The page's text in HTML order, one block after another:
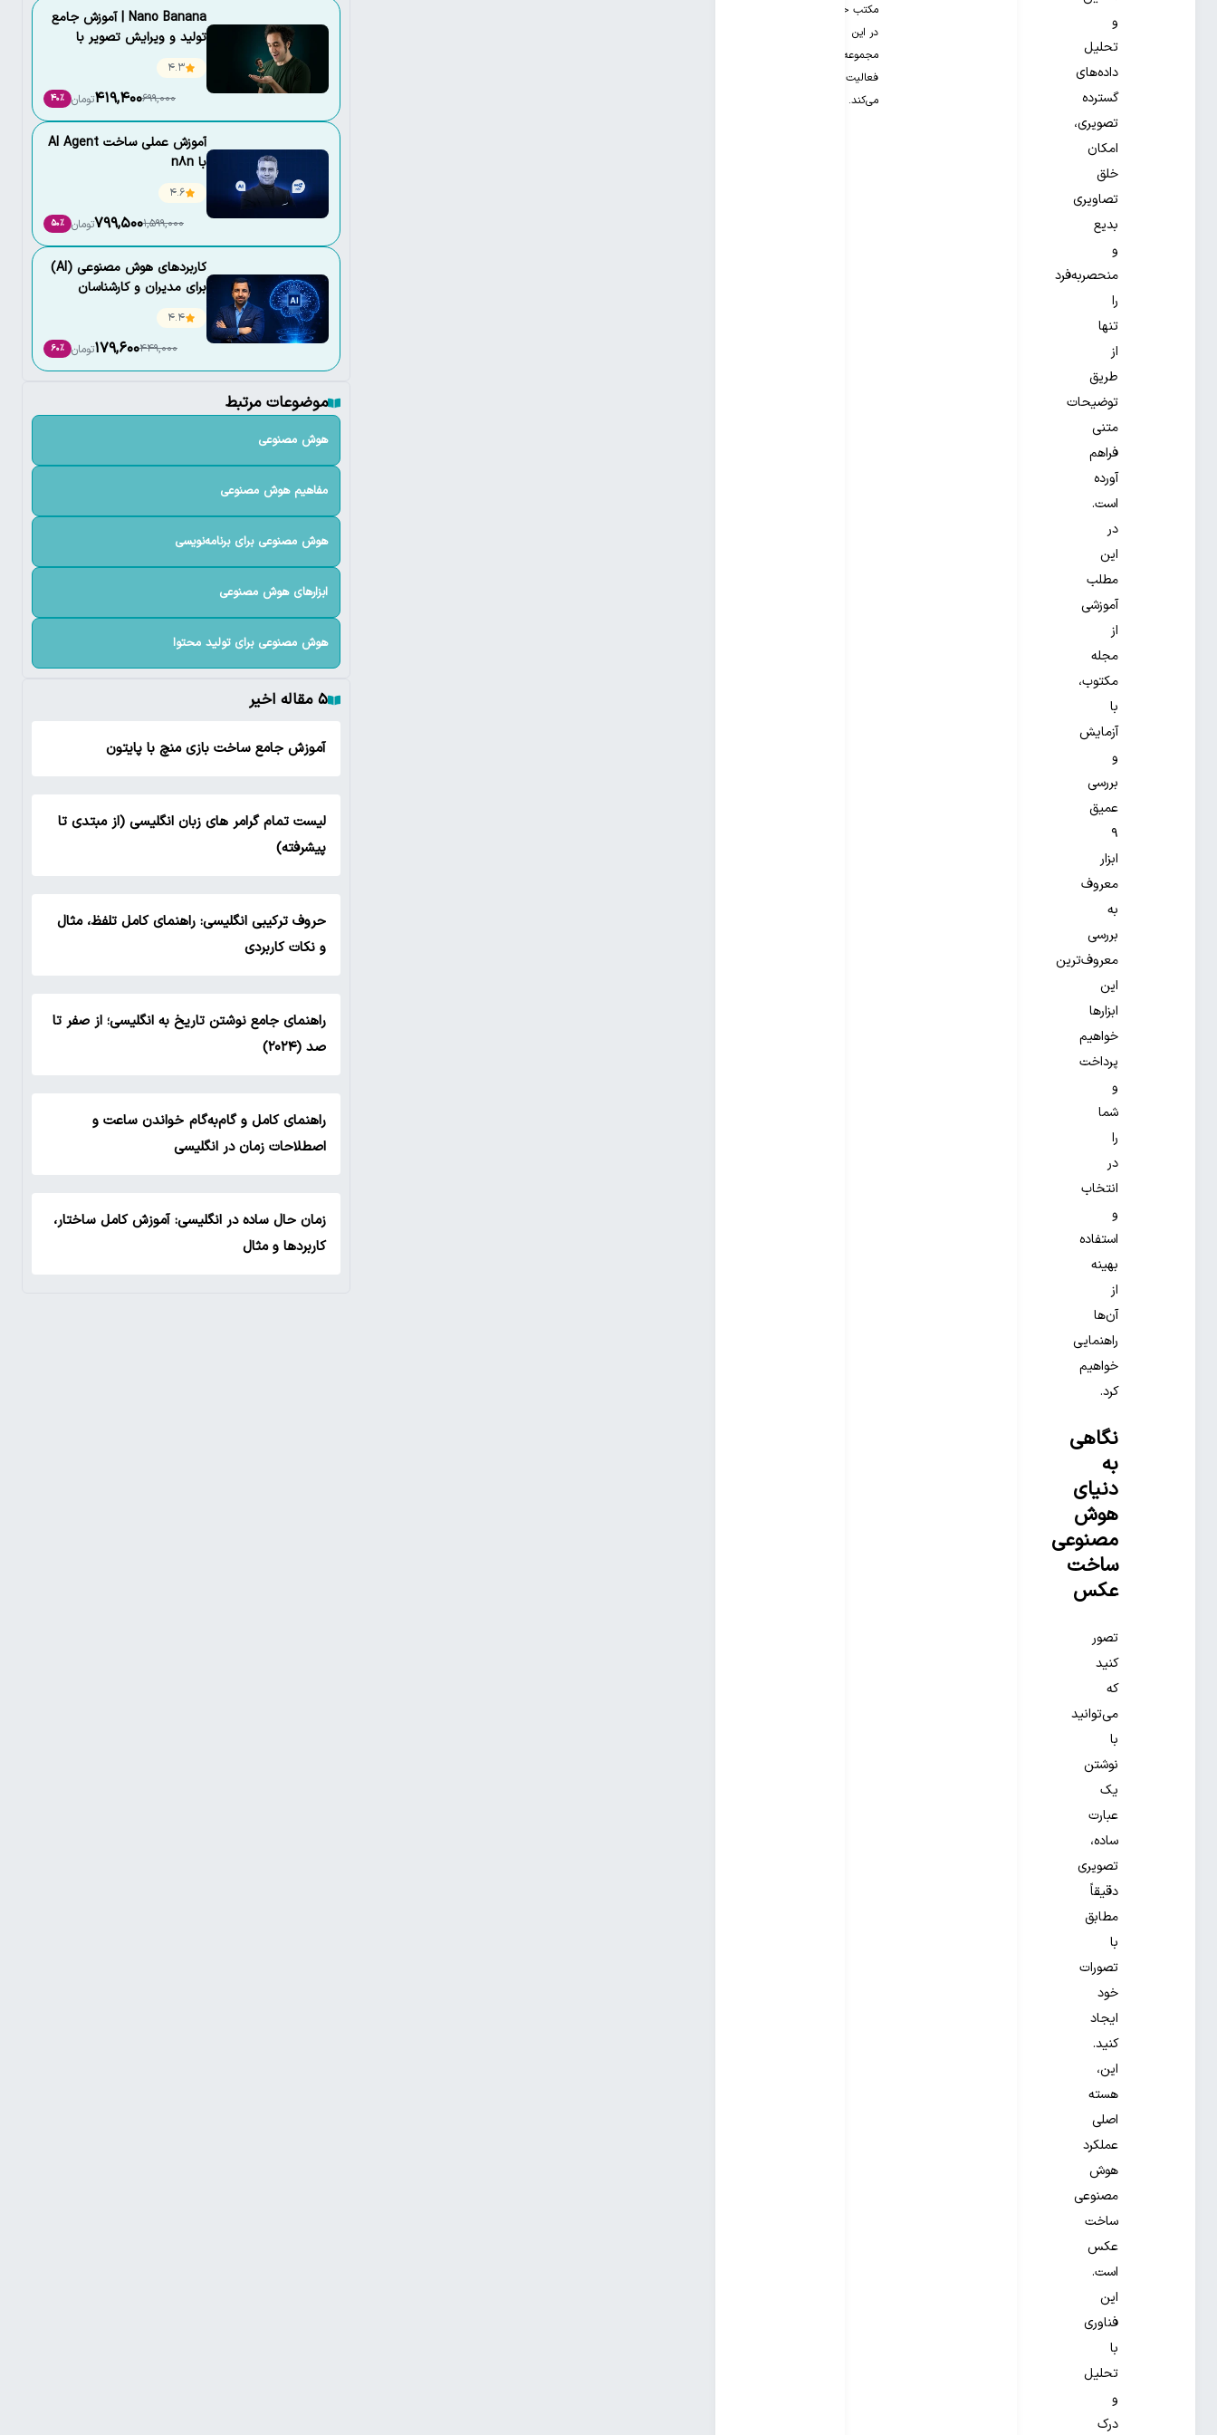
و
تحلیل
داده‌های
گسترده
تصویری،
امکان
خلق
تصاویری
بدیع
و
منحصربه‌فرد
را
تنها
از
طریق
توضیحات
متنی
فراهم
آورده
است.
در
این
مطلب
آموزشی
از
مجله
مکتوب،
با
آزمایش
و
بررسی
عمیق
۹
ابزار
معروف
به
بررسی
معروف‌ترین
این
ابزارها
خواهیم
پرداخت
و
شما
را
در
انتخاب
و
استفاده
بهینه
از
آن‌ها
راهنمایی
خواهیم
کرد.
نگاهی
به
دنیای
هوش
مصنوعی
ساخت
عکس
تصور
کنید
که
می‌توانید
با
نوشتن
یک
عبارت
ساده،
تصویری
دقیقاً
مطابق
با
تصورات
خود
ایجاد
کنید.
این،
هسته
اصلی
عملکرد
هوش
مصنوعی
ساخت
عکس
است.
این
فناوری
با
تحلیل
و
درک
مکتب خونه
در این
مجموعه
فعالیت
می‌کند.
Nano Banana |‌ آموزش جامع
تولید و ویرایش تصویر با
4.3
699,000
419,400تومان 40٪
آموزش عملی ساخت AI Agent
با n8n
4.6
1,599,000
799,500تومان 50٪
کاربردهای هوش مصنوعی (AI)
برای مدیران و کارشناسان
4.4
449,000
179,600تومان 60٪
موضوعات مرتبط
هوش مصنوعی
مفاهیم هوش مصنوعی
هوش مصنوعی برای برنامه‌نویسی
ابزارهای هوش مصنوعی
هوش مصنوعی برای تولید محتوا
۵ مقاله اخیر
آموزش جامع ساخت بازی منچ با پایتون
لیست تمام گرامر های زبان انگلیسی (از مبتدی تا
پیشرفته)
حروف ترکیبی انگلیسی: راهنمای کامل تلفظ، مثال
و نکات کاربردی
راهنمای جامع نوشتن تاریخ به انگلیسی؛ از صفر تا
صد (۲۰۲۴)
راهنمای کامل و گام‌به‌گام خواندن ساعت و
اصطلاحات زمان در انگلیسی
زمان حال ساده در انگلیسی: آموزش کامل ساختار،
کاربردها و مثال